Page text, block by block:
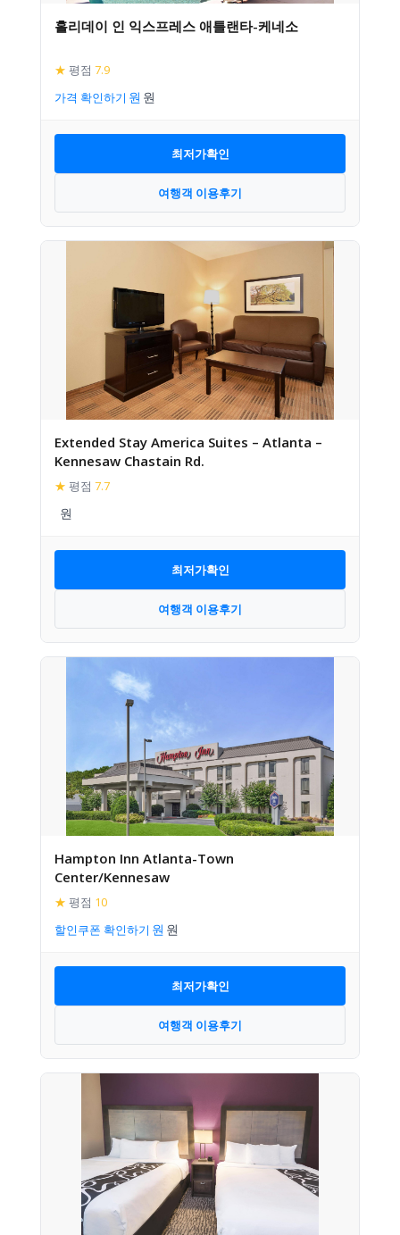
홀리데이 인 익스프레스 애틀랜타-케네소
★ 평점 7.9
가격 확인하기
최저가확인
여행객 이용후기
Extended Stay America Suites – Atlanta –
Kennesaw Chastain Rd.
★ 평점 7.7
최저가확인
여행객 이용후기
Hampton Inn Atlanta-Town
Center/Kennesaw
★ 평점 10
할인쿠폰 확인하기
최저가확인
여행객 이용후기